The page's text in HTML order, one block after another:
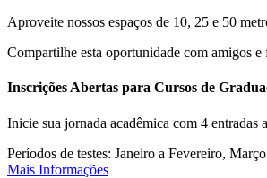
Aproveite nossos espaços de 10, 25 e 50
Compartilhe esta oportunidade com amigos e
Inscrições Abertas para Cursos de
Inicie sua jornada acadêmica com 4 entradas
Períodos de testes: Janeiro a Fevereiro,
Mais Informações